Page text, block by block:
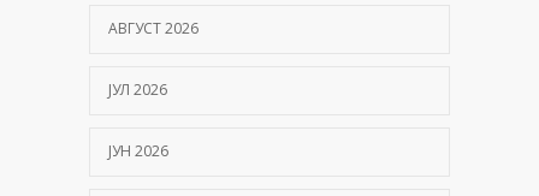
АВГУСТ 2026
ЈУЛ 2026
ЈУН 2026